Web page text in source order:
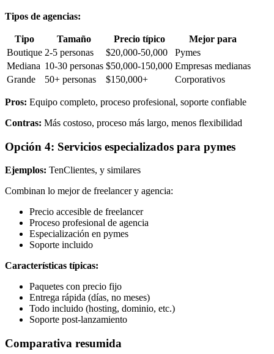
Tipos de agencias:
Tipo Tamaño Precio típico
Mejor para
Boutique 2-5 personas $20,000-50,000
Pymes
Mediana 10-30 personas $50,000-150,000 Empresas medianas
Grande
50+ personas $150,000+ Corporativos
Pros: Equipo completo, proceso profesional, soporte confiable
Contras: Más costoso, proceso más largo, menos flexibilidad
Opción 4: Servicios especializados para pymes
Ejemplos: TenClientes, y similares
Combinan lo mejor de freelancer y agencia:
Precio accesible de freelancer
Proceso profesional de agencia
Especialización en pymes
Soporte incluido
Características típicas:
Paquetes con precio fijo
Entrega rápida (días, no meses)
Todo incluido (hosting, dominio, etc.)
Soporte post-lanzamiento
Comparativa resumida